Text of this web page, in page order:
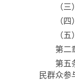
（三）
（四）
（五）
第二章
第五条
民群众参